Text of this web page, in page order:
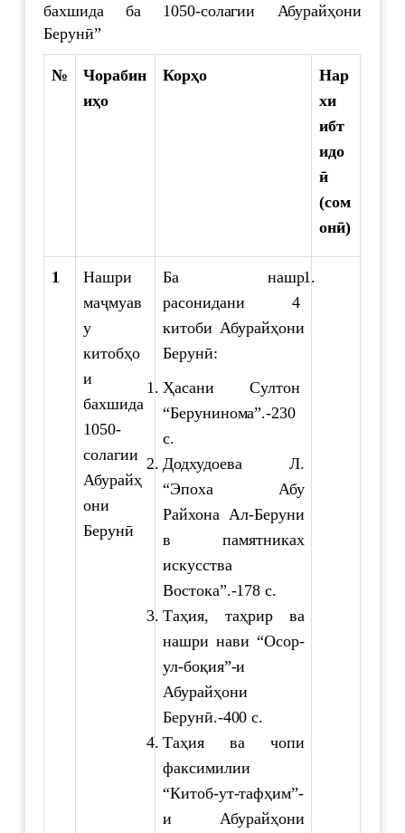
бахшида ба 1050-солагии Абурайҳони
Берунӣ”
№
Чорабин
иҳо
Корҳо
Нар
хи
ибт
идо
ӣ
(сом
онӣ)
1
Нашри
маҷмуав
у
китобҳо
и
бахшида
1050-
солагии
Абурайҳ
они
Берунӣ
Ба нашр
расонидани 4
китоби Абурайҳони
Берунӣ:
Ҳасани Султон
“Берунинома”.-230
с.
Додхудоева Л.
“Эпоха Абу
Райхона Ал-Беруни
в памятниках
искусства
Востока”.-178 с.
Таҳия, таҳрир ва
нашри нави “Осор-
ул-боқия”-и
Абурайҳони
Берунӣ.-400 с.
Таҳия ва чопи
факсимилии
“Китоб-ут-тафҳим”-
и Абурайҳони